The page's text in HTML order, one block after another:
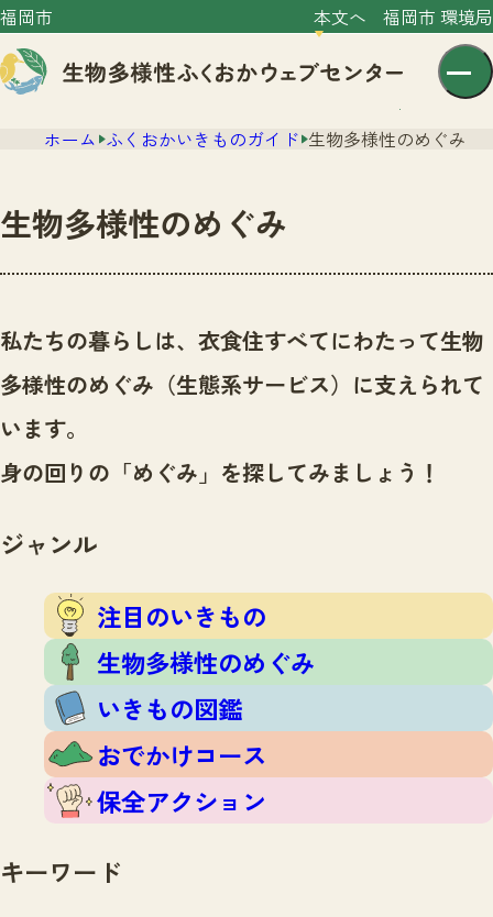
福岡市 本文へ 福岡市 環境局
センター紹介
センター紹介TOP
サイトポリシー
ニュース
いきものガイド
いきものガイドTOP
生物多様性のめぐみ
おでかけコース
保全アクション
イベント
調査レポート
調査レポートTOP
調査結果
ふくおかいきものマップ
マッチング
マッチングTOP
掲載申し込みフォーム
お問合せ
ホーム ふくおかいきものガイド 生物多様性のめぐみ
生物多様性のめぐみ
私たちの暮らしは、衣食住すべてにわたって生物
多様性のめぐみ（生態系サービス）に支えられて
います。
身の回りの「めぐみ」を探してみましょう！
ジャンル
注目のいきもの
生物多様性のめぐみ
いきもの図鑑
おでかけコース
保全アクション
キーワード